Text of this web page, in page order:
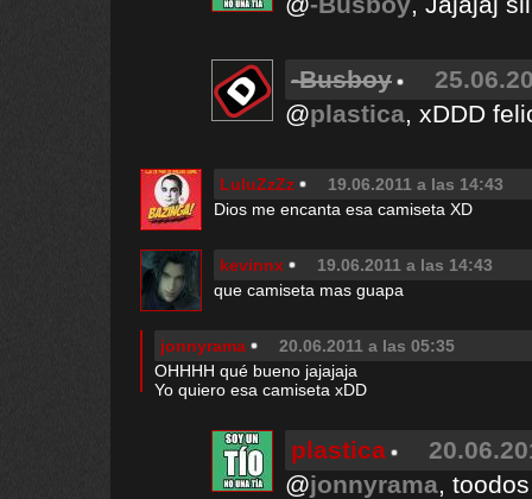
-Busboy
@plastica, xDDD
LuluZzZz
19.06.2011 a las 14:43
Dios me encanta esa camiseta XD
kevinnx
19.06.2011 a las 14:43
que camiseta mas guapa
jonnyrama
20.06.2011 a las 05:35
OHHHH qué bueno jajajaja
Yo quiero esa camiseta xDD
plastica
@jonnyrama,